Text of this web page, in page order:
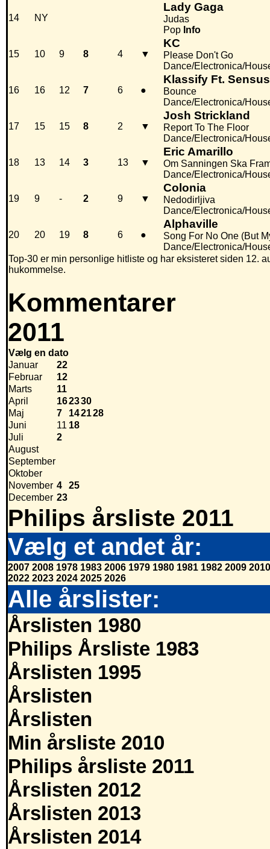
14 NY
Lady Gaga
Judas
Pop Info
15 10 9 8 4 ▼
KC
Please Don't Go
Dance/Electronica/
16 16 12 7 6 ●
Klassify Ft.
Bounce
Dance/Electronica/
17 15 15 8 2 ▼
Josh Strickland
Report To The Floor
Dance/Electronica/
18 13 14 3 13 ▼
Eric Amarillo
Om Sanningen Ska
Dance/Electronica/
19 9 - 2 9 ▼
Colonia
Nedodirljiva
Dance/Electronica/
20 20 19 8 6 ●
Alphaville
Song For No One (But
Dance/Electronica/
Top-30 er min personlige hitliste og har eksisteret siden 12.
hukommelse.
Kommentarer
2011
Vælg en dato
Januar
22
Februar
12
Marts
11
April
162330
Maj
7 142128
Juni
11 18
Juli
2
August
September
Oktober
November 4
25
December 23
Philips årsliste 2011
Vælg et andet år:
2007 2008 1978 1983 2006 1979 1980 1981 1982 2009 2010
2022 2023 2024 2025 2026
Alle årslister:
Årslisten 1980
Philips Årsliste 1983
Årslisten 1995
Årslisten
Årslisten
Min årsliste 2010
Philips årsliste 2011
Årslisten 2012
Årslisten 2013
Årslisten 2014